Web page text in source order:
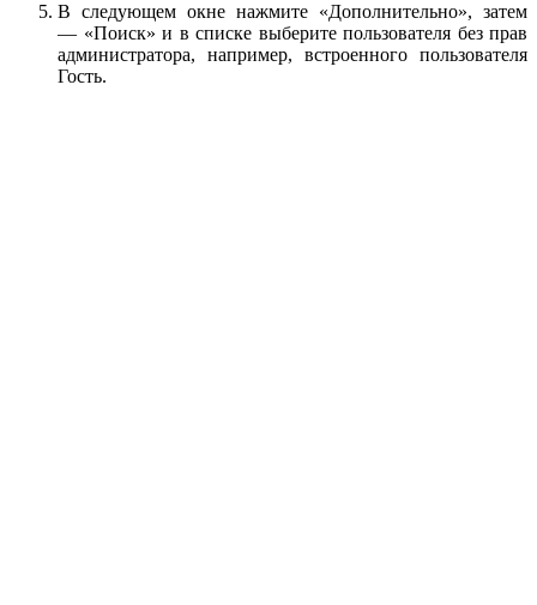
В следующем окне нажмите «Дополнительно», затем
— «Поиск» и в списке выберите пользователя без прав
администратора, например, встроенного пользователя
Гость.